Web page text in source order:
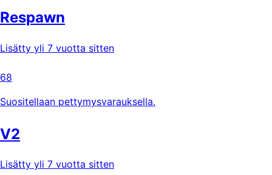
Respawn
Lisätty yli 7 vuotta sitten
68
Suositellaan pettymysvarauksella.
V2
Lisätty yli 7 vuotta sitten